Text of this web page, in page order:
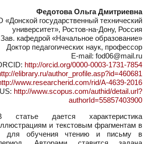
Федотова Ольга Дмитриевна
государственный технический
университет», Ростов-на-Дону, Россия
Зав. кафедрой «Начальное образование»
Доктор педагогических наук, профессор
E-mail: fod06@mail.ru
http://orcid.org/0000-0003-1731-7854
elibrary.ru/author_profile.asp?id=460681
www.researcherid.com/rid/A-4639-2016
http://www.scopus.com/authid/detail.url?
authorId=55857403900
дается характеристика
и текстовым фрагментам в
для обучения чтению и письму в